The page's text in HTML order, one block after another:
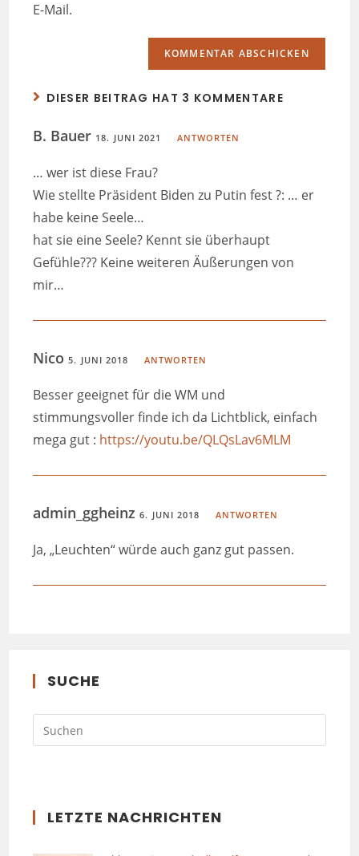
E-Mail.
DIESER BEITRAG HAT 3 KOMMENTARE
B. Bauer 18. JUNI 2021 ANTWORTEN
… wer ist diese Frau?
Wie stellte Präsident Biden zu Putin fest ?: … er
habe keine Seele…
hat sie eine Seele? Kennt sie überhaupt
Gefühle??? Keine weiteren Äußerungen von
mir…
Nico5. JUNI 2018 ANTWORTEN
Besser geeignet für die WM und
stimmungsvoller finde ich da Lichtblick, einfach
mega gut : https://youtu.be/QLQsLav6MLM
admin_ggheinz6. JUNI 2018 ANTWORTEN
Ja, „Leuchten“ würde auch ganz gut passen.
SUCHE
LETZTE NACHRICHTEN